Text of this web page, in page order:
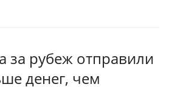
за рубеж отправили
денег, чем